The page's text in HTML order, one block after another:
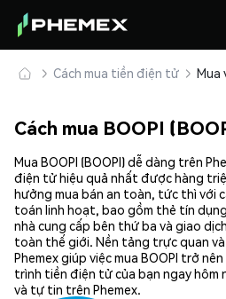
Cách mua tiền điện tử
Cách mua BOOPI
Mua BOOPI (BOOPI) dễ dàng trên
điện tử hiệu quả nhất được hàng
hưởng mua bán an toàn, tức thì với
toán linh hoạt, bao gồm thẻ tín
nhà cung cấp bên thứ ba và giao
toàn thế giới. Nền tảng trực quan và
Phemex giúp việc mua BOOPI trở
trình tiền điện tử của bạn ngay hôm
và tự tin trên Phemex.